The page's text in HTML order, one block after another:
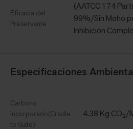
Eficacia del
Preservante
(AATCC 174
99%/Sin Moho
Inhibición
Especificaciones
Carbono
Incorporado(Cradle
to Gate)
4.38 Kg CO₂/